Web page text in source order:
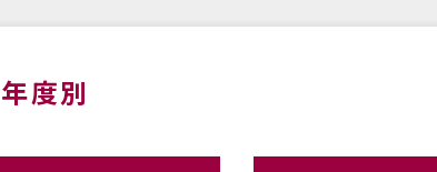
年度別